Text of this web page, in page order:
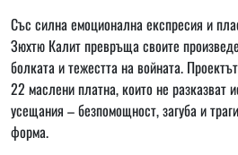
Със силна емоционална експресия и
Зюхтю Калит превръща своите
болката и тежестта на войната.
22 маслени платна, които не разказват
усещания – безпомощност, загуба и
форма.